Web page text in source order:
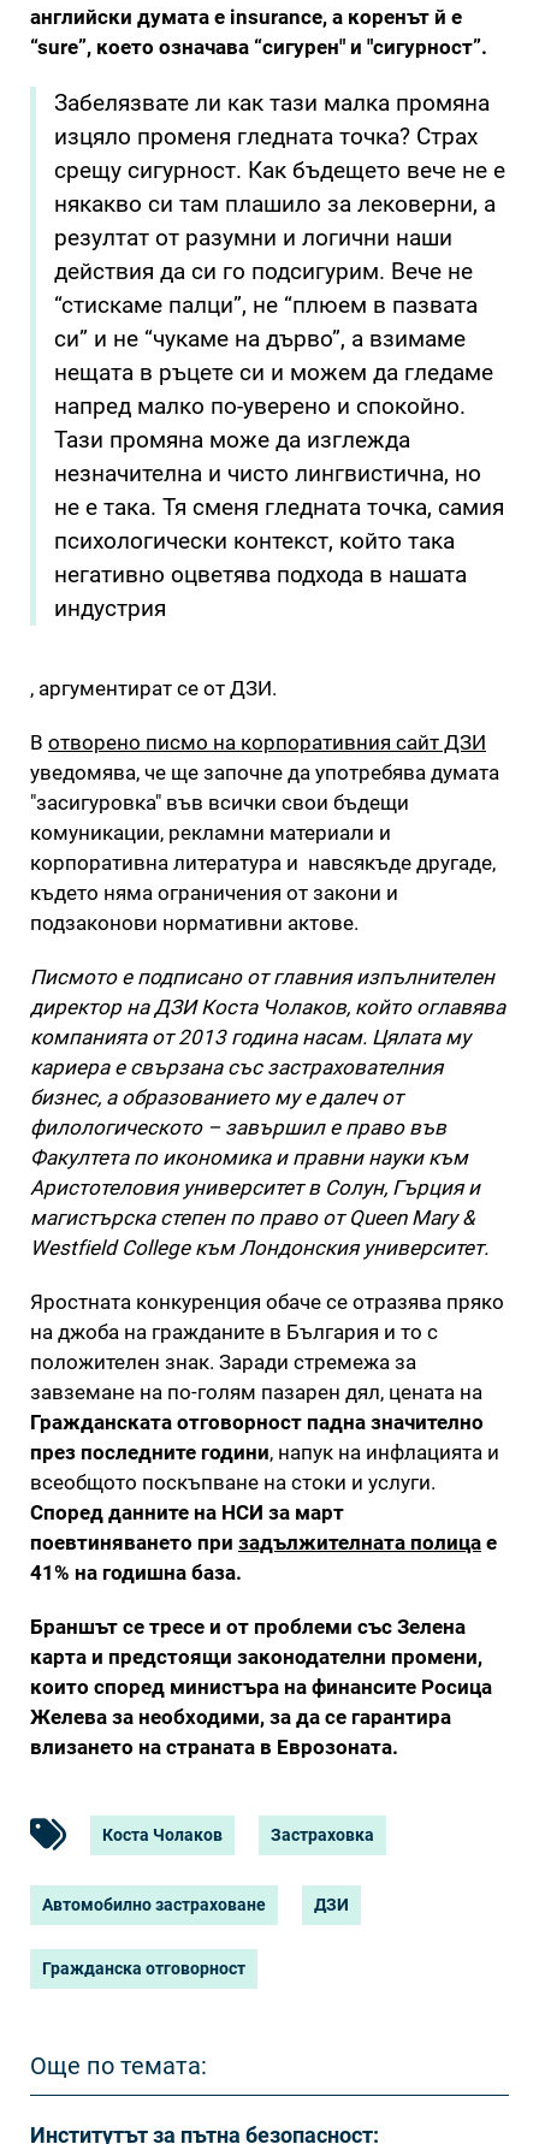
английски думата е insurance, а коренът й e
“sure”, което означава “сигурен" и "сигурност”.
Забелязвате ли как тази малка промяна
изцяло променя гледната точка? Страх
срещу сигурност. Как бъдещето вече не е
някакво си там плашило за лековерни, а
резултат от разумни и логични наши
действия да си го подсигурим. Вече не
“стискаме палци”, не “плюем в пазвата
си” и не “чукаме на дърво”, а взимаме
нещата в ръцете си и можем да гледаме
напред малко по-уверено и спокойно.
Тази промяна може да изглежда
незначителна и чисто лингвистична, но
не е така. Тя сменя гледната точка, самия
психологически контекст, който така
негативно оцветява подхода в нашата
индустрия
, аргументират се от ДЗИ.
В отворено писмо на корпоративния сайт ДЗИ
уведомява, че ще започне да употребява думата
"засигуровка" във всички свои бъдещи
комуникации, рекламни материали и
корпоративна литература и навсякъде другаде,
където няма ограничения от закони и
подзаконови нормативни актове.
Писмото е подписано от главния изпълнителен
директор на ДЗИ Коста Чолаков, който оглавява
компанията от 2013 година насам. Цялата му
кариера е свързана със застрахователния
бизнес, а образованието му е далеч от
филологическото – завършил е право във
Факултета по икономика и правни науки към
Аристотеловия университет в Солун, Гърция и
магистърска степен по право от Queen Mary &
Westfield College към Лондонския университет.
Яростната конкуренция обаче се отразява пряко
на джоба на гражданите в България и то с
положителен знак. Заради стремежа за
завземане на по-голям пазарен дял, цената на
Гражданската отговорност падна значително
през последните години, напук на инфлацията и
всеобщото поскъпване на стоки и услуги.
Според данните на НСИ за март
поевтиняването при задължителната полица е
41% на годишна база.
Браншът се тресе и от проблеми със Зелена
карта и предстоящи законодателни промени,
които според министъра на финансите Росица
Желева за необходими, за да се гарантира
влизането на страната в Еврозоната.
Коста Чолаков Застраховка
Автомобилно застраховане ДЗИ
Гражданска отговорност
Още по темата:
Институтът за пътна безопасност: